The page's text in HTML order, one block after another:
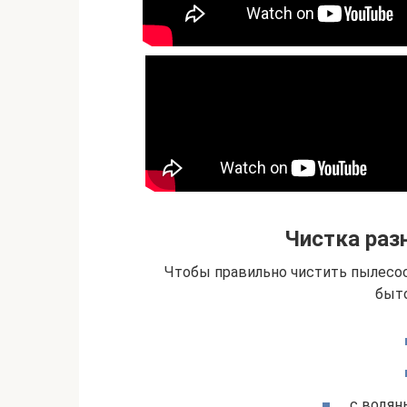
Чистка
Чтобы правильно чистить